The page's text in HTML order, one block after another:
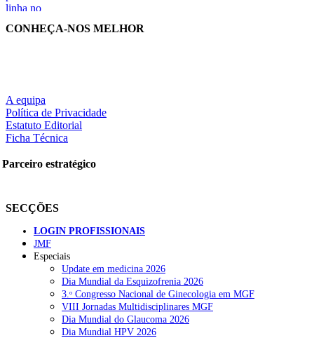
CONHEÇA-NOS MELHOR
A equipa
Política de Privacidade
Estatuto Editorial
Ficha Técnica
Parceiro estratégico
SECÇÕES
LOGIN PROFISSIONAIS
JMF
Especiais
Update em medicina 2026
Dia Mundial da Esquizofrenia 2026
3.ᵒ Congresso Nacional de Ginecologia em MGF
VIII Jornadas Multidisciplinares MGF
Dia Mundial do Glaucoma 2026
Dia Mundial HPV 2026